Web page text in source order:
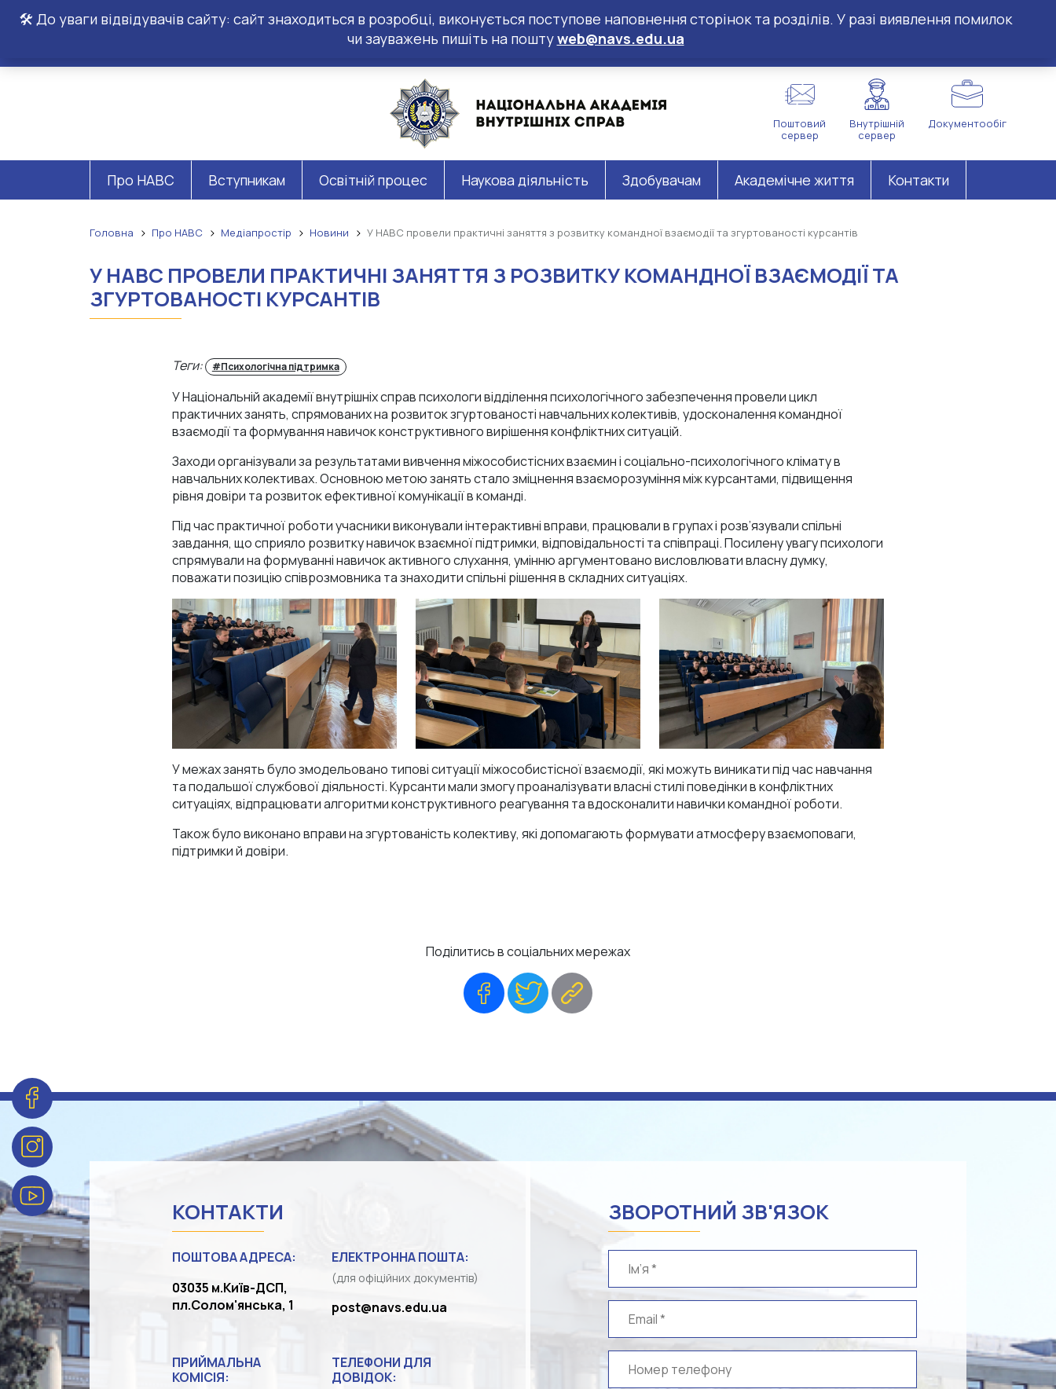
🛠️ До уваги відвідувачів сайту: сайт знаходиться в розробці, виконується поступове наповнення сторінок та розділів. У разі виявлення помилок
чи зауважень пишіть на поштуweb@navs.edu.ua
Поштовий
сервер
Внутрішній
сервер
Документообіг
Про НАВС Вступникам Освітній процес Наукова діяльність Здобувачам Академічне життя Контакти
Головна Про НАВС Медіапростір Новини У НАВС провели практичні заняття з розвитку командної взаємодії та згуртованості курсантів
У НАВС ПРОВЕЛИ ПРАКТИЧНІ ЗАНЯТТЯ З РОЗВИТКУ КОМАНДНОЇ ВЗАЄМОДІЇ ТА
ЗГУРТОВАНОСТІ КУРСАНТІВ
Теги: #Психологічна підтримка
У Національній академії внутрішніх справ психологи відділення психологічного забезпечення провели цикл
практичних занять, спрямованих на розвиток згуртованості навчальних колективів, удосконалення командної
взаємодії та формування навичок конструктивного вирішення конфліктних ситуацій.
Заходи організували за результатами вивчення міжособистісних взаємин і соціально-психологічного клімату в
навчальних колективах. Основною метою занять стало зміцнення взаєморозуміння між курсантами, підвищення
рівня довіри та розвиток ефективної комунікації в команді.
Під час практичної роботи учасники виконували інтерактивні вправи, працювали в групах і розв’язували спільні
завдання, що сприяло розвитку навичок взаємної підтримки, відповідальності та співпраці. Посилену увагу психологи
спрямували на формуванні навичок активного слухання, умінню аргументовано висловлювати власну думку,
поважати позицію співрозмовника та знаходити спільні рішення в складних ситуаціях.
У межах занять було змодельовано типові ситуації міжособистісної взаємодії, які можуть виникати під час навчання
та подальшої службової діяльності. Курсанти мали змогу проаналізувати власні стилі поведінки в конфліктних
ситуаціях, відпрацювати алгоритми конструктивного реагування та вдосконалити навички командної роботи.
Також було виконано вправи на згуртованість колективу, які допомагають формувати атмосферу взаємоповаги,
підтримки й довіри.
Поділитись в соціальних мережах
FacebookTwitter
КОНТАКТИ
ПОШТОВА АДРЕСА:
03035 м.Київ-ДСП,
пл.Солом'янська, 1
ЕЛЕКТРОННА ПОШТА:
(для офіційних документів)
post@navs.edu.ua
ПРИЙМАЛЬНА
КОМІСІЯ:
ТЕЛЕФОНИ ДЛЯ
ДОВІДОК:
ЗВОРОТНИЙ ЗВ'ЯЗОК